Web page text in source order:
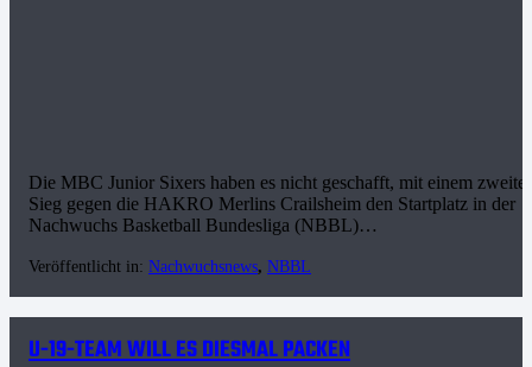
Die MBC Junior Sixers haben es nicht geschafft, mit einem
Sieg gegen die HAKRO Merlins Crailsheim den Startplatz in der
Nachwuchs Basketball Bundesliga (NBBL)…
Veröffentlicht in: Nachwuchsnews, NBBL
U-19-TEAM WILL ES DIESMAL PACKEN